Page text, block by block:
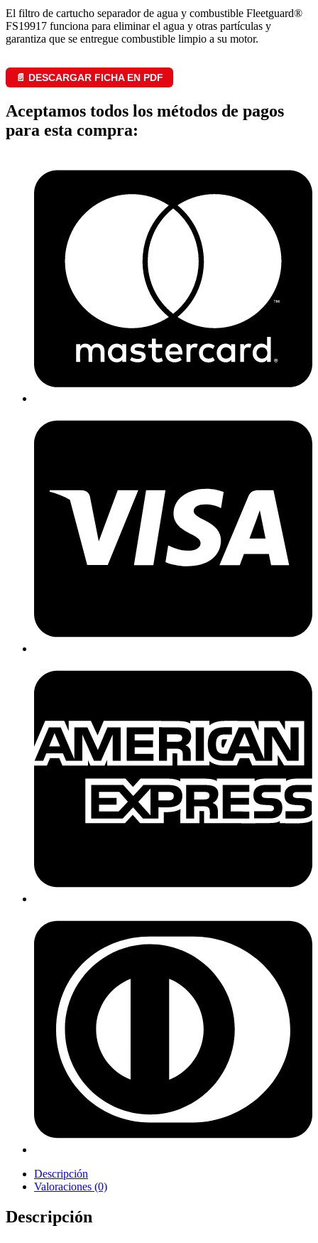
El filtro de cartucho separador de agua y combustible Fleetguard®
FS19917 funciona para eliminar el agua y otras partículas y
garantiza que se entregue combustible limpio a su motor.
📄 DESCARGAR FICHA EN PDF
Aceptamos todos los métodos de pagos
para esta compra:
Descripción
Valoraciones (0)
Descripción